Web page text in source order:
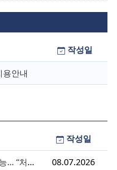
작성일
안내
작성일
시작됩니다. 08.07.2026